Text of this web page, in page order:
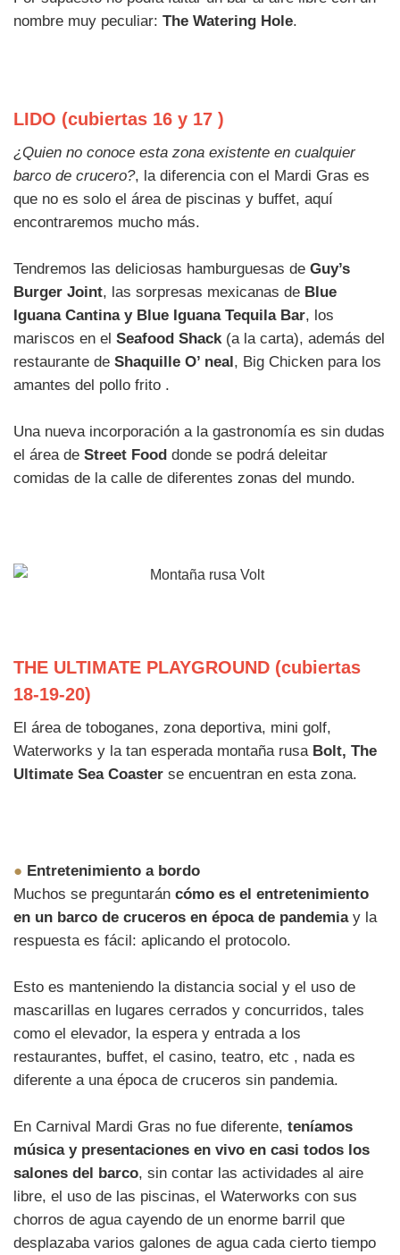
nombre muy peculiar: The Watering Hole.
LIDO (cubiertas 16 y 17 )
¿Quien no conoce esta zona existente en cualquier
barco de crucero?, la diferencia con el Mardi Gras es
que no es solo el área de piscinas y buffet, aquí
encontraremos mucho más.
Tendremos las deliciosas hamburguesas de Guy’s
Burger Joint, las sorpresas mexicanas de Blue
Iguana Cantina y Blue Iguana Tequila Bar, los
mariscos en el Seafood Shack(a la carta), además del
restaurante de Shaquille O’ neal , Big Chicken para los
amantes del pollo frito .
Una nueva incorporación a la gastronomía es sin dudas
el área de Street Food donde se podrá deleitar
comidas de la calle de diferentes zonas del mundo.
THE ULTIMATE PLAYGROUND (cubiertas
18-19-20)
El área de toboganes, zona deportiva, mini golf,
Waterworks y la tan esperada montaña rusa Bolt, The
Ultimate Sea Coaster se encuentran en esta zona.
● Entretenimiento a bordo
Muchos se preguntarán cómo es el entretenimiento
en un barco de cruceros en época de pandemiay la
respuesta es fácil: aplicando el protocolo.
Esto es manteniendo la distancia social y el uso de
mascarillas en lugares cerrados y concurridos, tales
como el elevador, la espera y entrada a los
restaurantes, buffet, el casino, teatro, etc , nada es
diferente a una época de cruceros sin pandemia.
En Carnival Mardi Gras no fue diferente, teníamos
música y presentaciones en vivo en casi todos los
salones del barco, sin contar las actividades al aire
libre, el uso de las piscinas, el Waterworks con sus
chorros de agua cayendo de un enorme barril que
desplazaba varios galones de agua cada cierto tiempo